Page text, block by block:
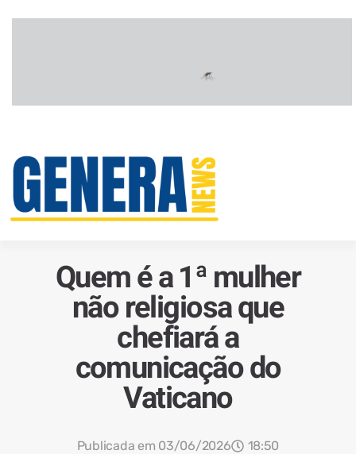
Quem é a 1ª mulher
não religiosa que
chefiará a
comunicação do
Vaticano
Publicada em 03/06/2026
18:50